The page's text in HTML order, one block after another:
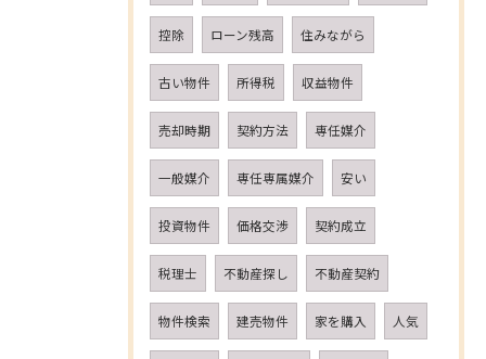
控除 ローン残高 住みながら
古い物件 所得税 収益物件
売却時期 契約方法 専任媒介
一般媒介 専任専属媒介 安い
投資物件 価格交渉 契約成立
税理士 不動産探し 不動産契約
物件検索 建売物件 家を購入 人気